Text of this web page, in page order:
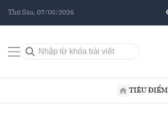
Thứ Sáu, 07/08/2026
TIÊU ĐIỂM